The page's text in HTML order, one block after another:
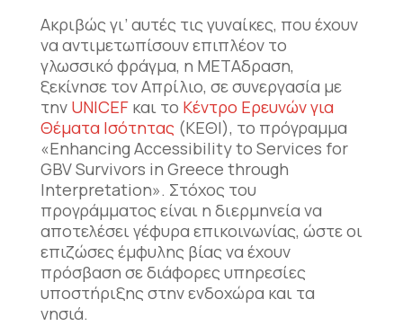
Ακριβώς γι’ αυτές τις γυναίκες, που έχουν
να αντιμετωπίσουν επιπλέον το
γλωσσικό φράγμα, η ΜΕΤΑδραση,
ξεκίνησε τον Απρίλιο, σε συνεργασία με
την UNICEFκαι το Κέντρο Ερευνών για
Θέματα Ισότητας(ΚΕΘΙ), το πρόγραμμα
«Enhancing Accessibility to Services for
GBV Survivors in Greece through
Interpretation». Στόχος του
προγράμματος είναι η διερμηνεία να
αποτελέσει γέφυρα επικοινωνίας, ώστε οι
επιζώσες έμφυλης βίας να έχουν
πρόσβαση σε διάφορες υπηρεσίες
υποστήριξης στην ενδοχώρα και τα
νησιά.